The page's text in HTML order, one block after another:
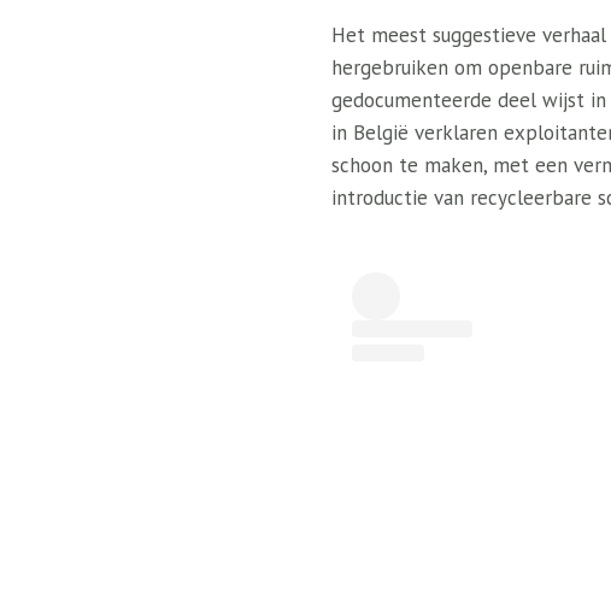
Het meest suggestieve
hergebruiken om openbare
gedocumenteerde deel wijst
in België verklaren
schoon te maken, met een
introductie van recycleerbare